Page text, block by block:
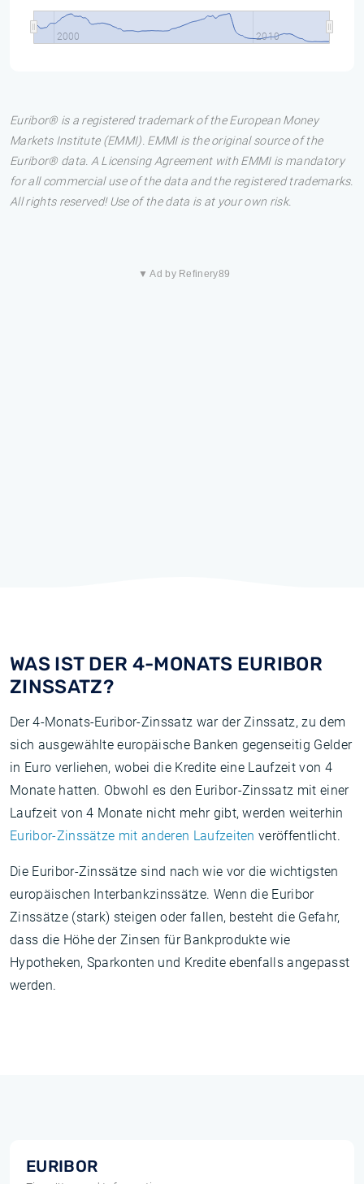
2000 2010
Euribor® is a registered trademark of the European Money
Markets Institute (EMMI). EMMI is the original source of the
Euribor® data. A Licensing Agreement with EMMI is mandatory
for all commercial use of the data and the registered trademarks.
All rights reserved! Use of the data is at your own risk.
▼ Ad by Refinery89
WAS IST DER 4-MONATS EURIBOR
ZINSSATZ?
Der 4-Monats-Euribor-Zinssatz war der Zinssatz, zu dem
sich ausgewählte europäische Banken gegenseitig Gelder
in Euro verliehen, wobei die Kredite eine Laufzeit von 4
Monate hatten. Obwohl es den Euribor-Zinssatz mit einer
Laufzeit von 4 Monate nicht mehr gibt, werden weiterhin
Euribor-Zinssätze mit anderen Laufzeiten veröffentlicht.
Die Euribor-Zinssätze sind nach wie vor die wichtigsten
europäischen Interbankzinssätze. Wenn die Euribor
Zinssätze (stark) steigen oder fallen, besteht die Gefahr,
dass die Höhe der Zinsen für Bankprodukte wie
Hypotheken, Sparkonten und Kredite ebenfalls angepasst
werden.
EURIBOR